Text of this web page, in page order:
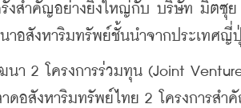
งสำคัญอย่างยิ่งใหญ่กับ บริษัท มิตซุย
าอสังหาริมทรัพย์ชั้นนำจากประเทศญี่
า 2 โครงการร่วมทุน (Joint
ดอสังหาริมทรัพย์ไทย 2 โครงการสำ